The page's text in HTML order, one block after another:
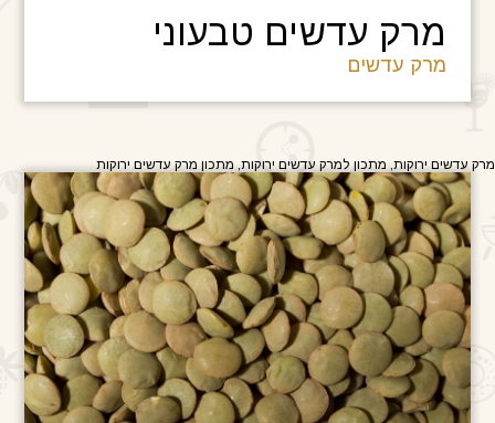
מרק עדשים טבעוני
מרק עדשים
מרק עדשים ירוקות, מתכון למרק עדשים ירוקות, מתכון מרק עדשים ירוקות